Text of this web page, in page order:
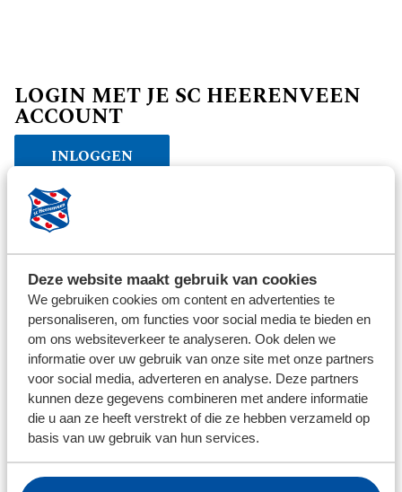
Deze website maakt gebruik van cookies
We gebruiken cookies om content en advertenties te
personaliseren, om functies voor social media te bieden en
om ons websiteverkeer te analyseren. Ook delen we
informatie over uw gebruik van onze site met onze partners
voor social media, adverteren en analyse. Deze partners
kunnen deze gegevens combineren met andere informatie
die u aan ze heeft verstrekt of die ze hebben verzameld op
basis van uw gebruik van hun services.
LOGIN MET JE SC HEERENVEEN
ACCOUNT
INLOGGEN
Verder winkelen